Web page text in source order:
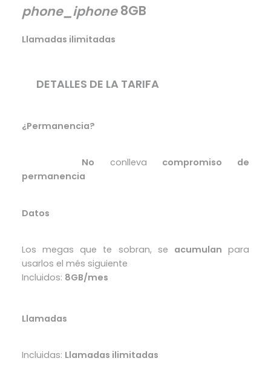
phone_iphone8GB
Llamadas ilimitadas
DETALLES DE LA TARIFA
¿Permanencia?
No conlleva compromiso de
permanencia
Datos
Los megas que te sobran, se acumulan para
usarlos el més siguiente
Incluidos: 8GB/mes
Llamadas
Incluidas: Llamadas ilimitadas